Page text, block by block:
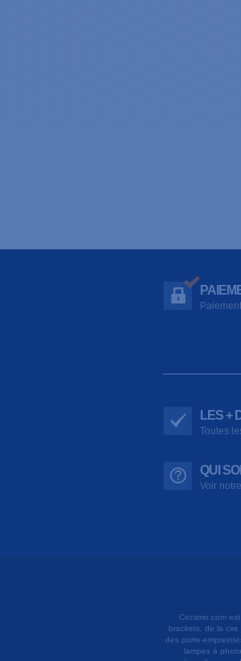
LES +
Toutes
QUI
Voir
Cecsmo.com
brackets, de la
des porte-
lampes à